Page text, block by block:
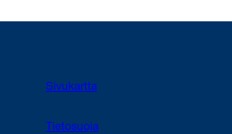
Sivukartta
Tietosuoja